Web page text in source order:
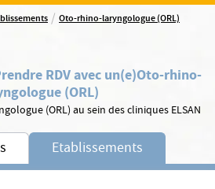
/ Oto-rhino-laryngologue (ORL)
RDV avec un(e)Oto-rhino-
(ORL)
(ORL) au sein des cliniques ELSAN
Etablissements